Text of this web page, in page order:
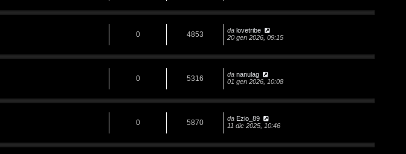
0 4853 da lovetribe
20 gen 2026, 09:15
0 5316 da nanulag
01 gen 2026, 10:08
0 5870 da Ezio_89
11 dic 2025, 10:46